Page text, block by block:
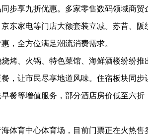
步享九折优惠。多家零售数码领域商
东家电等门店大额套装立减。苏昔、
，全方位满足潮流消费需求。
、火锅、特色菜馆、海鲜酒楼纷纷推
，让市民尽享地道风味。住宿板块同
餐等增值服务，部分酒店房价低至六
育中心体育场，目前门票正在火热售